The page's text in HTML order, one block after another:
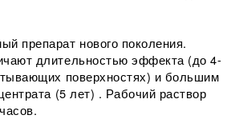
препарат нового поколения.
длительностью эффекта (до 4-
поверхностях) и большим
(5 лет) . Рабочий раствор